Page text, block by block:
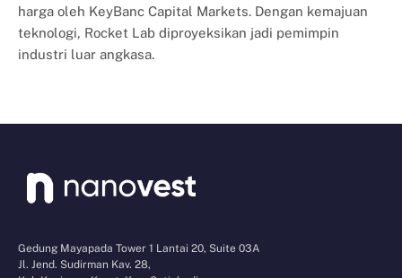
harga oleh KeyBanc Capital Markets. Dengan kemajuan
teknologi, Rocket Lab diproyeksikan jadi pemimpin
industri luar angkasa.
Gedung Mayapada Tower 1 Lantai 20, Suite 03A
Jl. Jend. Sudirman Kav. 28,